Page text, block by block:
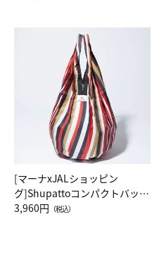
[マーナxJALショッピン
グ]Shupattoコンパクトバッグ
Drop JAL客室乗務員（LC）ス
3,960円 （税込）